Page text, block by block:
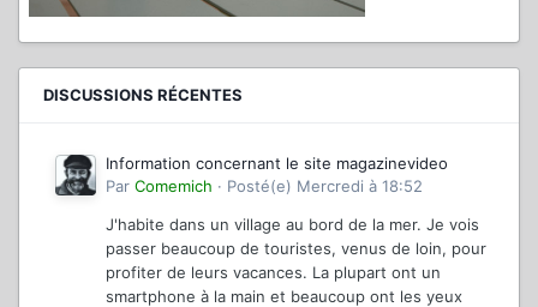
DISCUSSIONS RÉCENTES
Information concernant le site magazinevideo
Par Comemich · Posté(e) Mercredi à 18:52
J'habite dans un village au bord de la mer. Je vois
passer beaucoup de touristes, venus de loin, pour
profiter de leurs vacances. La plupart ont un
smartphone à la main et beaucoup ont les yeux